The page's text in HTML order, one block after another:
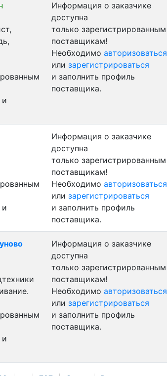
и
Информация о заказчике
доступна
только зарегистрированным
поставщикам!
Необходимо авторизоваться
или зарегистрироваться
и заполнить профиль
поставщика.
и
Информация о заказчике
доступна
только зарегистрированным
поставщикам!
Необходимо авторизоваться
или зарегистрироваться
и заполнить профиль
поставщика.
и
Информация о заказчике
доступна
только зарегистрированным
поставщикам!
Необходимо авторизоваться
или зарегистрироваться
и заполнить профиль
поставщика.